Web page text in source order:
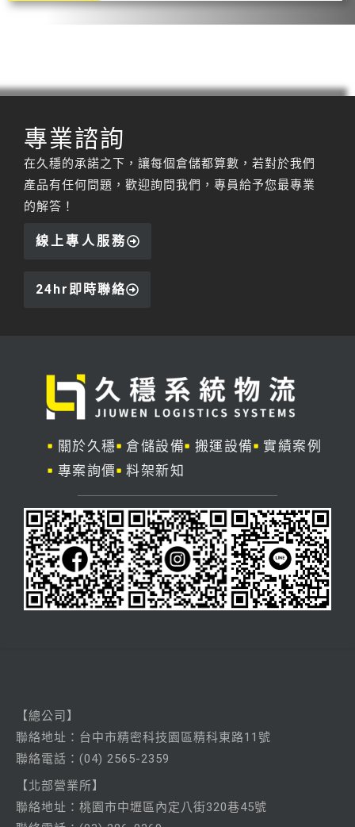
專業諮詢
在久穩的承諾之下，讓每個倉儲都算數，若對於我們
產品有任何問題，歡迎詢問我們，專員給予您最專業
的解答！
線上專人服務
24hr即時聯絡
關於久穩 倉儲設備 搬運設備
實績案例
專案詢價
料架新知
【總公司】
聯絡地址：台中市精密科技園區精科東路11號
聯絡電話： (04) 2565-2359
【北部營業所】
聯絡地址：桃園市中壢區內定八街320巷45號